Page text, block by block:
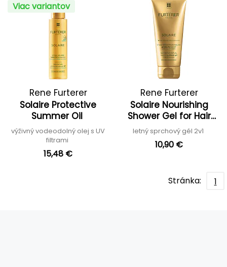
Viac variantov
Rene Furterer
Solaire Protective
Summer Oil
výživný vodeodolný olej s UV
filtrami
15,48 €
Rene Furterer
Solaire Nourishing
Shower Gel for Hair
and Body
letný sprchový gél 2v1
10,90 €
Stránka: 1